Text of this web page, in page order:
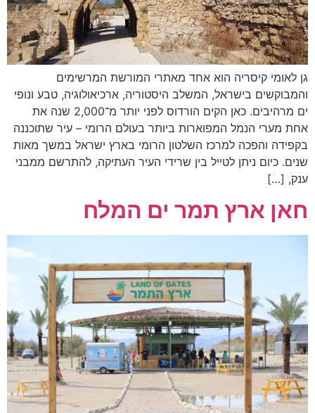
גן לאומי קיסריה הוא אחד מאתרי המורשת המרשימים
והמבוקשים בישראל, המשלב היסטוריה, ארכיאולוגיה, טבע ונופי
ים מרהיבים. כאן הקים הורדוס לפני יותר מ־2,000 שנה את
אחת מערי הנמל המפוארות ביותר בעולם הרומי – עיר שתוכננה
בקפידה והפכה למרכז השלטון הרומי בארץ ישראל במשך מאות
שנים. כיום ניתן לטייל בין שרידי העיר העתיקה, להתרשם ממבני
ענק, […]
חאן ארץ תמר ים המלח